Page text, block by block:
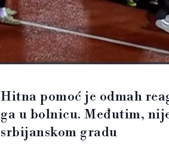
Hitna pomoć je odmah
ga u bolnicu. Međutim,
srbijanskom gradu